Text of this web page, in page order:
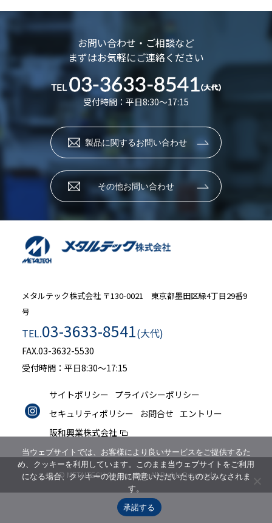
お問い合わせ・ご相談など
まずはお気軽にご連絡ください
受付時間：平日8:30～17:15
製品に関するお問い合わせ
その他お問い合わせ
メタルテック株式会社〒130-0021 東京都墨田区緑4丁目29番9
号
TEL.03-3633-8541(大代)
FAX.03-3632-5530
受付時間：平日8:30～17:15
サイトポリシー プライバシーポリシー
セキュリティポリシー
お問合せ エントリー
阪和興業株式会社
© METALTECH Corporation All Rights Reserved.
当ウェブサイトでは、お客様により良いサービスをご提供するた
め、クッキーを利用しています。このまま当ウェブサイトをご利用
になる場合、クッキーの使用に同意いただいたものとみなされま
す。
承諾する